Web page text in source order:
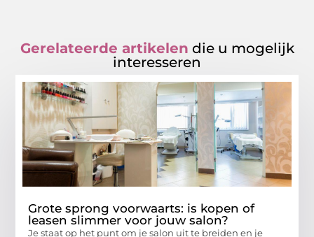
Gerelateerde artikelen die u mogelijk
interesseren
Grote sprong voorwaarts: is kopen of
leasen slimmer voor jouw salon?
Je staat op het punt om je salon uit te breiden en je